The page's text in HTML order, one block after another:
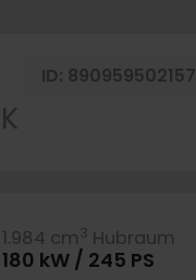
ID: 890959502157
1.984 cm 3 Hubraum
180 kW / 245 PS